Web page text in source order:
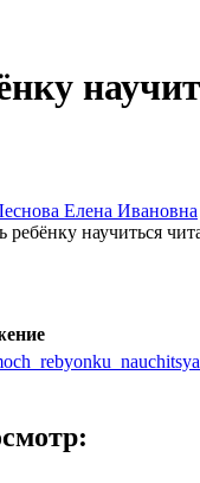
Елена Ивановна
научиться